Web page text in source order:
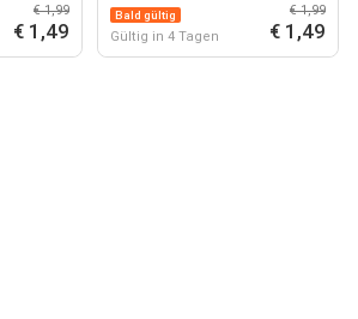
€ 1,99
€ 1,49
Bald gültig
Gültig in 4 Tagen
€ 1,99
€ 1,49